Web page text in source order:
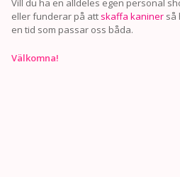
Vill du ha en alldeles egen personal
eller funderar på att skaffa kaniner så
en tid som passar oss båda.
Välkomna!